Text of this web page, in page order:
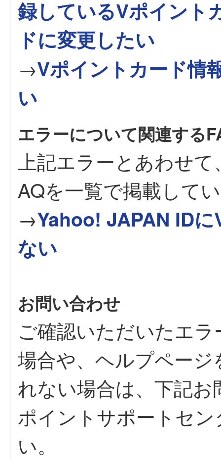
録しているVポイント
ドに変更したい
→Vポイントカード情
い
エラーについて関連する
上記エラーとあわせ
AQを一覧で掲載して
→Yahoo! JAPAN ID
ない
お問い合わせ
ご確認いただいたエ
場合や、ヘルプペー
れない場合は、下記
ポイントサポートセ
い。